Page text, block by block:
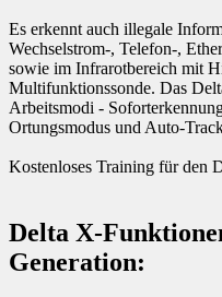
Es erkennt auch illegale
Wechselstrom-, Telefon-,
sowie im Infrarotbereich mit
Multifunktionssonde. Das
Arbeitsmodi -
Ortungsmodus und Auto-
Kostenloses Training für den
Delta X-
Generation: